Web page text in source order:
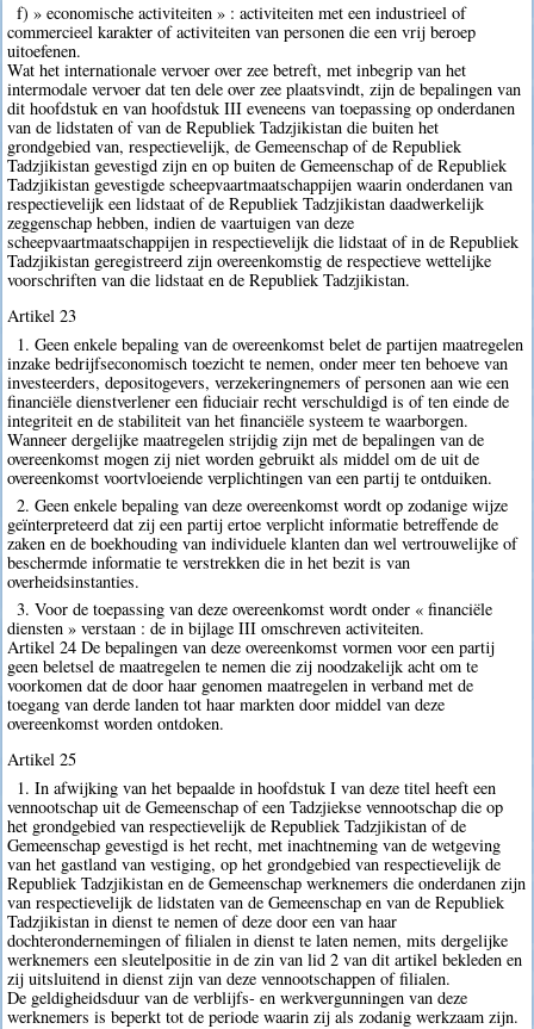
f) » economische activiteiten » : activiteiten met een industrieel of
commercieel karakter of activiteiten van personen die een vrij beroep
uitoefenen.
Wat het internationale vervoer over zee betreft, met inbegrip van het
intermodale vervoer dat ten dele over zee plaatsvindt, zijn de bepalingen van
dit hoofdstuk en van hoofdstuk III eveneens van toepassing op onderdanen
van de lidstaten of van de Republiek Tadzjikistan die buiten het
grondgebied van, respectievelijk, de Gemeenschap of de Republiek
Tadzjikistan gevestigd zijn en op buiten de Gemeenschap of de Republiek
Tadzjikistan gevestigde scheepvaartmaatschappijen waarin onderdanen van
respectievelijk een lidstaat of de Republiek Tadzjikistan daadwerkelijk
zeggenschap hebben, indien de vaartuigen van deze
scheepvaartmaatschappijen in respectievelijk die lidstaat of in de Republiek
Tadzjikistan geregistreerd zijn overeenkomstig de respectieve wettelijke
voorschriften van die lidstaat en de Republiek Tadzjikistan.
Artikel 23
1. Geen enkele bepaling van de overeenkomst belet de partijen maatregelen
inzake bedrijfseconomisch toezicht te nemen, onder meer ten behoeve van
investeerders, depositogevers, verzekeringnemers of personen aan wie een
financiële dienstverlener een fiduciair recht verschuldigd is of ten einde de
integriteit en de stabiliteit van het financiële systeem te waarborgen.
Wanneer dergelijke maatregelen strijdig zijn met de bepalingen van de
overeenkomst mogen zij niet worden gebruikt als middel om de uit de
overeenkomst voortvloeiende verplichtingen van een partij te ontduiken.
2. Geen enkele bepaling van deze overeenkomst wordt op zodanige wijze
geïnterpreteerd dat zij een partij ertoe verplicht informatie betreffende de
zaken en de boekhouding van individuele klanten dan wel vertrouwelijke of
beschermde informatie te verstrekken die in het bezit is van
overheidsinstanties.
3. Voor de toepassing van deze overeenkomst wordt onder « financiële
diensten » verstaan : de in bijlage III omschreven activiteiten.
Artikel 24 De bepalingen van deze overeenkomst vormen voor een partij
geen beletsel de maatregelen te nemen die zij noodzakelijk acht om te
voorkomen dat de door haar genomen maatregelen in verband met de
toegang van derde landen tot haar markten door middel van deze
overeenkomst worden ontdoken.
Artikel 25
1. In afwijking van het bepaalde in hoofdstuk I van deze titel heeft een
vennootschap uit de Gemeenschap of een Tadzjiekse vennootschap die op
het grondgebied van respectievelijk de Republiek Tadzjikistan of de
Gemeenschap gevestigd is het recht, met inachtneming van de wetgeving
van het gastland van vestiging, op het grondgebied van respectievelijk de
Republiek Tadzjikistan en de Gemeenschap werknemers die onderdanen zijn
van respectievelijk de lidstaten van de Gemeenschap en van de Republiek
Tadzjikistan in dienst te nemen of deze door een van haar
dochterondernemingen of filialen in dienst te laten nemen, mits dergelijke
werknemers een sleutelpositie in de zin van lid 2 van dit artikel bekleden en
zij uitsluitend in dienst zijn van deze vennootschappen of filialen.
De geldigheidsduur van de verblijfs- en werkvergunningen van deze
werknemers is beperkt tot de periode waarin zij als zodanig werkzaam zijn.